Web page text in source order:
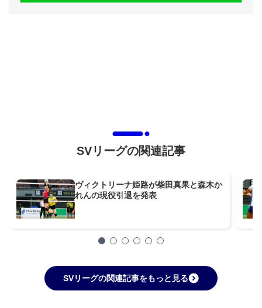
SVリーグの関連記事
ヴィクトリーナ姫路が柴田真果と森木か
れんの現役引退を発表
SVリーグの関連記事をもっと見る